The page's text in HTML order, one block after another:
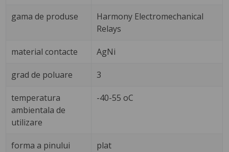
gama de produse
Harmony Electromechanical
Relays
material contacte AgNi
grad de poluare 3
temperatura
ambientala de
utilizare
-40-55 oC
forma a pinului plat